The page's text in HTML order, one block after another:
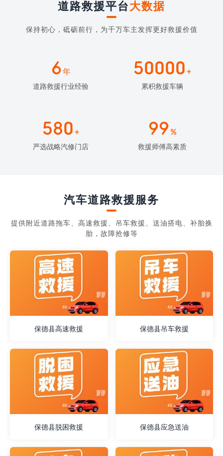
道路救援平台大数据
保持初心，砥砺前行，为千万车主发挥更好救援价值
6年
道路救援行业经验
50000 +
累积救援车辆
580 +
严选战略汽修门店
99 %
救援师傅高素质
汽车道路救援服务
提供附近道路拖车、高速救援、吊车救援、送油搭电、补胎换
胎，故障抢修等
保德县高速救援 保德县吊车救援
保德县脱困救援 保德县应急送油